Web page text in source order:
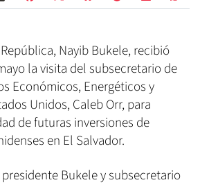
Nayib Bukele, recibió
la visita del subsecretario de
Económicos, Energéticos y
Unidos, Caleb Orr, para
de futuras inversiones de
en El Salvador.
Bukele y subsecretario